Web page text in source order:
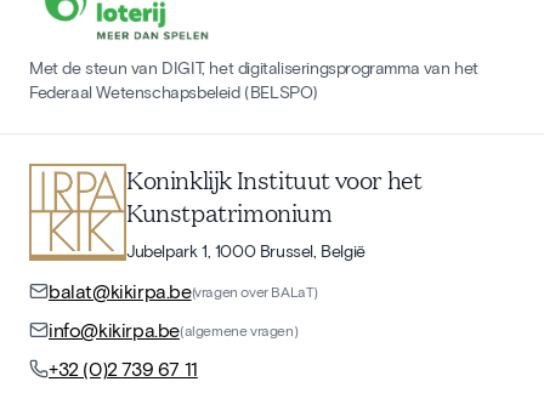
Met de steun van DIGIT, het digitaliseringsprogramma van het
Federaal Wetenschapsbeleid (BELSPO)
Koninklijk Instituut voor het
Kunstpatrimonium
Jubelpark 1, 1000 Brussel, België
balat@kikirpa.be(vragen over BALaT)
info@kikirpa.be(algemene vragen)
+32 (0)2 739 67 11